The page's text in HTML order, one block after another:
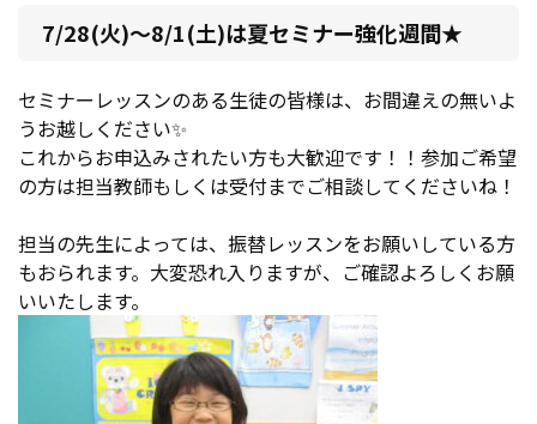
7/28(火)～8/1(土)は夏セミナー強化週間★
セミナーレッスンのある生徒の皆様は、お間違えの無いよ
うお越しください✨
これからお申込みされたい方も大歓迎です！！参加ご希望
の方は担当教師もしくは受付までご相談してくださいね！
担当の先生によっては、振替レッスンをお願いしている方
もおられます。大変恐れ入りますが、ご確認よろしくお願
いいたします。